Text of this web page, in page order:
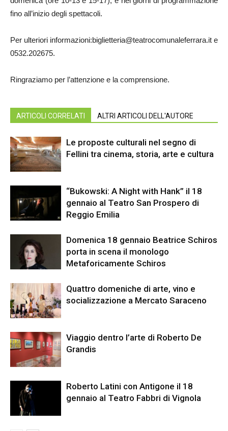
fino all’inizio degli spettacoli.
Per ulteriori informazioni:biglietteria@teatrocomunaleferrara.it e
0532.202675.
Ringraziamo per l’attenzione e la comprensione.
ARTICOLI CORRELATI ALTRI ARTICOLI DELL'AUTORE
Le proposte culturali nel segno di
Fellini tra cinema, storia, arte e cultura
“Bukowski: A Night with Hank” il 18
gennaio al Teatro San Prospero di
Reggio Emilia
Domenica 18 gennaio Beatrice Schiros
porta in scena il monologo
Metaforicamente Schiros
Quattro domeniche di arte, vino e
socializzazione a Mercato Saraceno
Viaggio dentro l’arte di Roberto De
Grandis
Roberto Latini con Antigone il 18
gennaio al Teatro Fabbri di Vignola